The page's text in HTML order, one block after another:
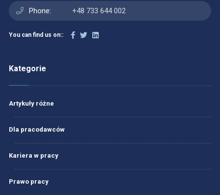
Phone: +48 733 644 002
You can find us on::
Kategorie
Artykuły różne
Dla pracodawców
Kariera w pracy
Prawo pracy